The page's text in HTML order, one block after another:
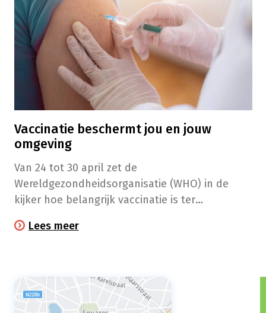
Vaccinatie beschermt jou en jouw
omgeving
Van 24 tot 30 april zet de
Wereldgezondheidsorganisatie (WHO) in de
kijker hoe belangrijk vaccinatie is ter
apotheek nemen we ook deel aan die
Lees meer